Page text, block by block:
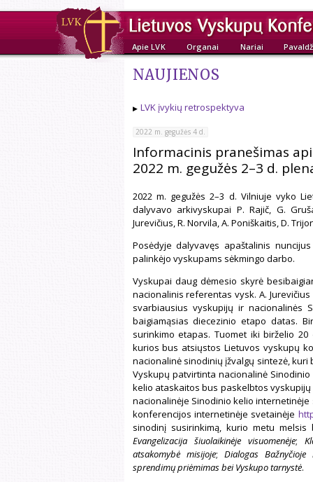
Apie LVK Organai Nariai
NAUJIENOS
LVK įvykių retrospektyva
2022 m. gegužės 4 d.
Informacinis pranešimas
2022 m. gegužės 2–3 d.
2022 m. gegužės 2–3 d. Vilniuje vyko
dalyvavo arkivyskupai P. Rajič, G.
Jurevičius, R. Norvila, A. Poniškaitis, D.
Posėdyje dalyvavęs apaštalinis
palinkėjo vyskupams sėkmingo darbo.
Vyskupai daug dėmesio skyrė
nacionalinis referentas vysk. A.
svarbiausius vyskupijų ir nacionalinės
baigiamąsias diecezinio etapo datas.
surinkimo etapas. Tuomet iki birželio
kurios bus atsiųstos Lietuvos vyskupų
nacionalinė sinodinių įžvalgų sintezė,
Vyskupų patvirtinta nacionalinė
kelio ataskaitos bus paskelbtos
nacionalinėje Sinodinio kelio
konferencijos internetinėje svetainėje
sinodinį susirinkimą, kurio metu
Evangelizacija šiuolaikinėje visuomenėje;
atsakomybė misijoje; Dialogas Bažnyčioje
sprendimų priėmimas bei Vyskupo tarnystė.